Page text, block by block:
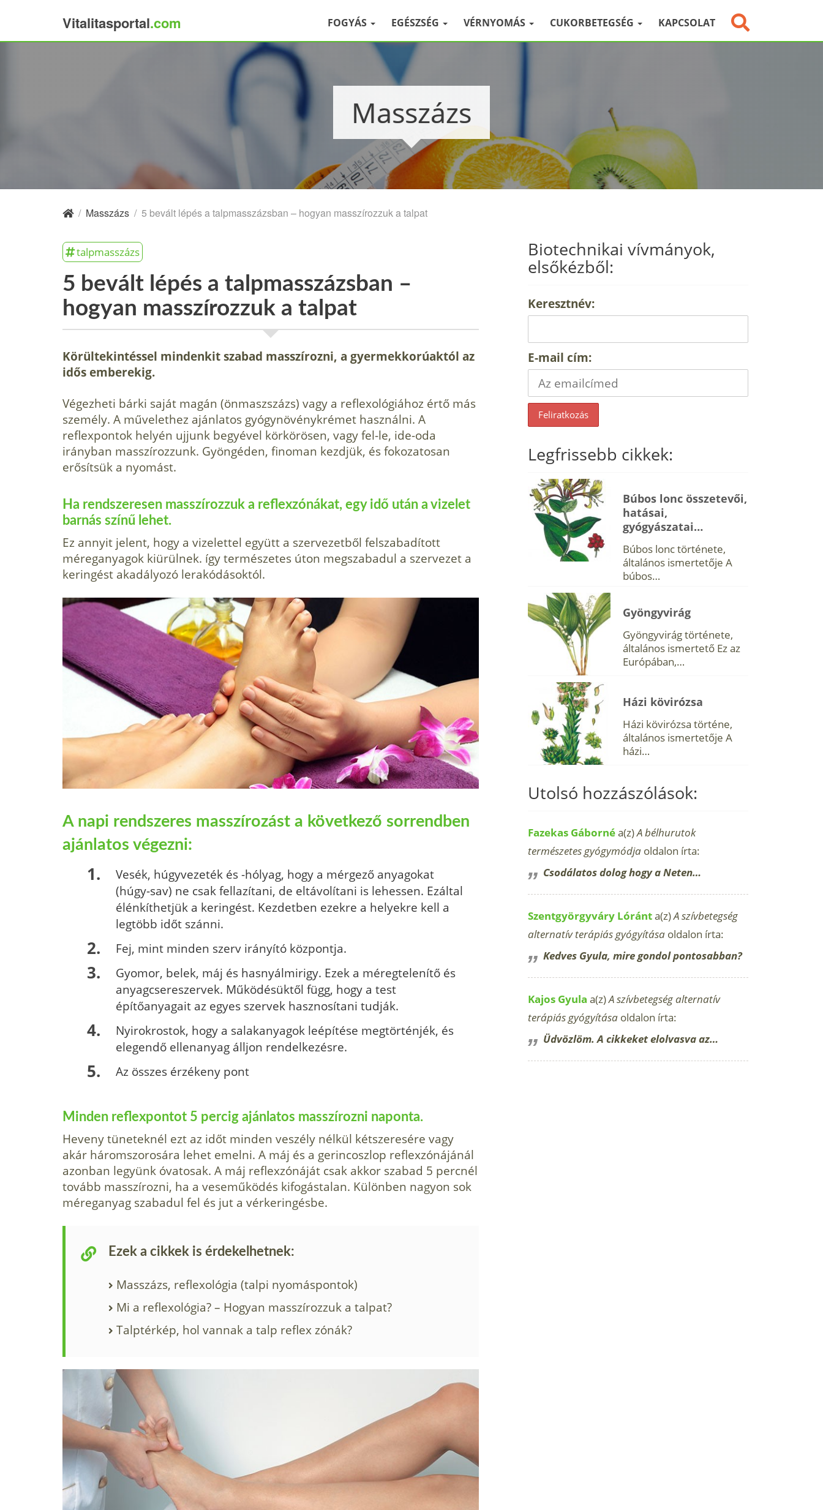
Vitalitasportal.com FOGYÁS EGÉSZSÉG VÉRNYOMÁS CUKORBETEGSÉG KAPCSOLAT
Masszázs
/ Masszázs / 5 bevált lépés a talpmasszázsban – hogyan masszírozzuk a talpat
talpmasszázs
5 bevált lépés a talpmasszázsban –
hogyan masszírozzuk a talpat
Körültekintéssel mindenkit szabad masszírozni, a gyermekkorúaktól az
idős emberekig.
Végezheti bárki saját magán (önmaszszázs) vagy a reflexológiához értő más
személy. A művelethez ajánlatos gyógynövénykrémet használni. A
reflexpontok helyén ujjunk begyével körkörösen, vagy fel-le, ide-oda
irányban masszírozzunk. Gyöngéden, finoman kezdjük, és fokozatosan
erősítsük a nyomást.
Ha rendszeresen masszírozzuk a reflexzónákat, egy idő után a vizelet
barnás színű lehet.
Ez annyit jelent, hogy a vizelettel együtt a szervezetből felszabadított
méreganyagok kiürülnek. így természetes úton megszabadul a szervezet a
keringést akadályozó lerakódásoktól.
A napi rendszeres masszírozást a következő sorrendben
ajánlatos végezni:
Vesék, húgyvezeték és -hólyag, hogy a mérgező anyagokat
(húgy-sav) ne csak fellazítani, de eltávolítani is lehessen. Ezáltal
élénkíthetjük a keringést. Kezdetben ezekre a helyekre kell a
legtöbb időt szánni.
Fej, mint minden szerv irányító központja.
Gyomor, belek, máj és hasnyálmirigy. Ezek a méregtelenítő és
anyagcsereszervek. Működésüktől függ, hogy a test
építőanyagait az egyes szervek hasznosítani tudják.
Nyirokrostok, hogy a salakanyagok leépítése megtörténjék, és
elegendő ellenanyag álljon rendelkezésre.
Az összes érzékeny pont
Minden reflexpontot 5 percig ajánlatos masszírozni naponta.
Heveny tüneteknél ezt az időt minden veszély nélkül kétszeresére vagy
akár háromszorosára lehet emelni. A máj és a gerincoszlop reflexzónájánál
azonban legyünk óvatosak. A máj reflexzónáját csak akkor szabad 5 percnél
tovább masszírozni, ha a veseműködés kifogástalan. Különben nagyon sok
méreganyag szabadul fel és jut a vérkeringésbe.
Ezek a cikkek is érdekelhetnek:
Masszázs, reflexológia (talpi nyomáspontok)
Mi a reflexológia? – Hogyan masszírozzuk a talpat?
Talptérkép, hol vannak a talp reflex zónák?
Biotechnikai vívmányok,
elsőkézből:
Keresztnév:
E-mail cím:
Legfrissebb cikkek:
Búbos lonc összetevői,
hatásai,
gyógyászatai…
Búbos lonc története,
általános ismertetője A
búbos…
Gyöngyvirág
Gyöngyvirág története,
általános ismertető Ez az
Európában,…
Házi kövirózsa
Házi kövirózsa történe,
általános ismertetője A
házi…
Utolsó hozzászólások:
Fazekas Gábornéa(z)A bélhurutok
természetes gyógymódja oldalon írta:
Csodálatos dolog hogy a Neten…
Szentgyörgyváry Lóránta(z)A szívbetegség
alternatív terápiás gyógyítása oldalon írta:
Kedves Gyula, mire gondol pontosabban?
Kajos Gyula a(z)A szívbetegség alternatív
terápiás gyógyítása oldalon írta:
Üdvözlöm. A cikkeket elolvasva az…
×